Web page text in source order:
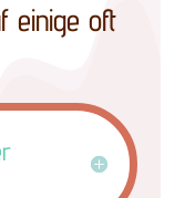
einige oft